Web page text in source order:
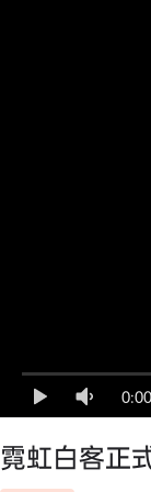
0:00
霓虹白客正